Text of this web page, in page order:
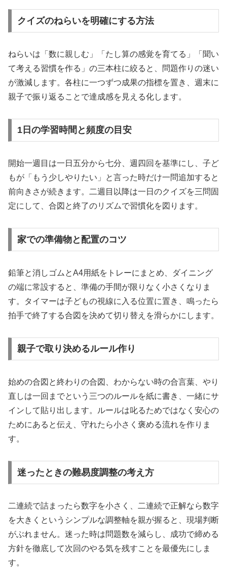
クイズのねらいを明確にする方法
ねらいは「数に親しむ」「たし算の感覚を育てる」「聞い
て考える習慣を作る」の三本柱に絞ると、問題作りの迷い
が激減します。各柱に一つずつ成果の指標を置き、週末に
親子で振り返ることで達成感を見える化します。
1日の学習時間と頻度の目安
開始一週目は一日五分から七分、週四回を基準にし、子ど
もが「もう少しやりたい」と言った時だけ一問追加すると
前向きさが続きます。二週目以降は一日のクイズを三問固
定にして、合図と終了のリズムで習慣化を図ります。
家での準備物と配置のコツ
鉛筆と消しゴムとA4用紙をトレーにまとめ、ダイニング
の端に常設すると、準備の手間が限りなく小さくなりま
す。タイマーは子どもの視線に入る位置に置き、鳴ったら
拍手で終了する合図を決めて切り替えを滑らかにします。
親子で取り決めるルール作り
始めの合図と終わりの合図、わからない時の合言葉、やり
直しは一回までという三つのルールを紙に書き、一緒にサ
インして貼り出します。ルールは叱るためではなく安心の
ためにあると伝え、守れたら小さく褒める流れを作りま
す。
迷ったときの難易度調整の考え方
二連続で詰まったら数字を小さく、二連続で正解なら数字
を大きくというシンプルな調整軸を親が握ると、現場判断
がぶれません。迷った時は問題数を減らし、成功で締める
方針を徹底して次回のやる気を残すことを最優先にしま
す。